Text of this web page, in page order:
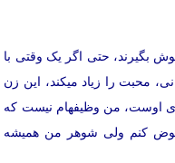
بگیرند، حتی اگر یک وقتی با
محبت را زیاد می­کند، این زن
اوست، من وظیفه­ام نیست که
عوض کنم ولی شوهر من همیشه